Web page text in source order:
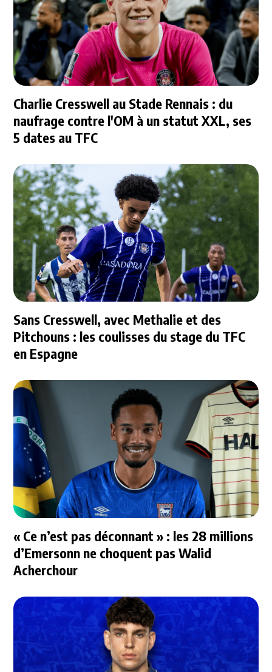
Charlie Cresswell au Stade Rennais : du
naufrage contre l'OM à un statut XXL, ses
5 dates au TFC
Sans Cresswell, avec Methalie et des
Pitchouns : les coulisses du stage du TFC
en Espagne
« Ce n’est pas déconnant » : les 28 millions
d’Emersonn ne choquent pas Walid
Acherchour